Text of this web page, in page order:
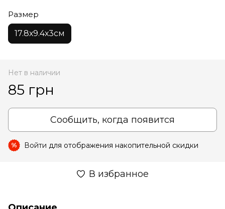
Размер
17.8х9.4х3см
Нет в наличии
85 грн
Сообщить, когда появится
% Войти для отображения накопительной скидки
В избранное